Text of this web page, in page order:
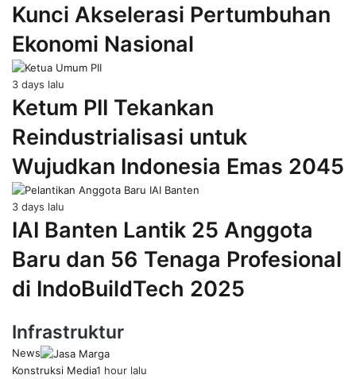
Kunci Akselerasi Pertumbuhan
Ekonomi Nasional
3 days lalu
Ketum PII Tekankan
Reindustrialisasi untuk
Wujudkan Indonesia Emas 2045
3 days lalu
IAI Banten Lantik 25 Anggota
Baru dan 56 Tenaga Profesional
di IndoBuildTech 2025
Infrastruktur
News
Konstruksi Media1 hour lalu